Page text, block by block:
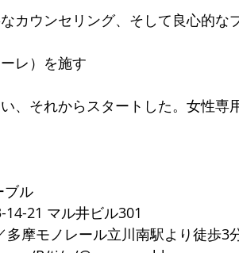
カウンセリング、そして良心的な
レ）を施す
、それからスタートした。女性専
ブル
21 マル井ビル301
多摩モノレール立川南駅より徒歩3